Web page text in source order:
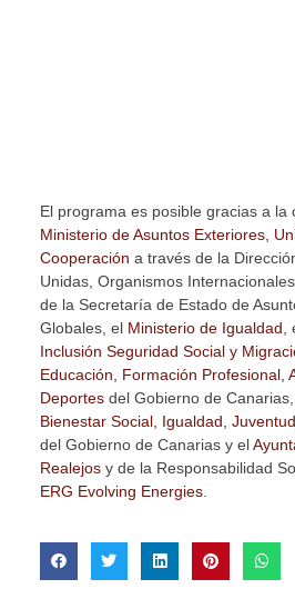
El programa es posible gracias a la
Ministerio de Asuntos Exteriores,
Cooperación a través de la
Unidas, Organismos
de la Secretaría de Estado de
Globales, el Ministerio de Igualdad,
Inclusión Seguridad Social y
Educación, Formación Profesional,
Deportesdel Gobierno de
Bienestar Social, Igualdad,
del Gobierno de Canarias y el
Realejosy de la Responsabilidad
ERG Evolving Energies.